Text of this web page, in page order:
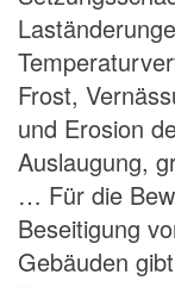
Frost,
und Erosion
Auslaugung,
… Für die
Beseitigung
Gebäuden